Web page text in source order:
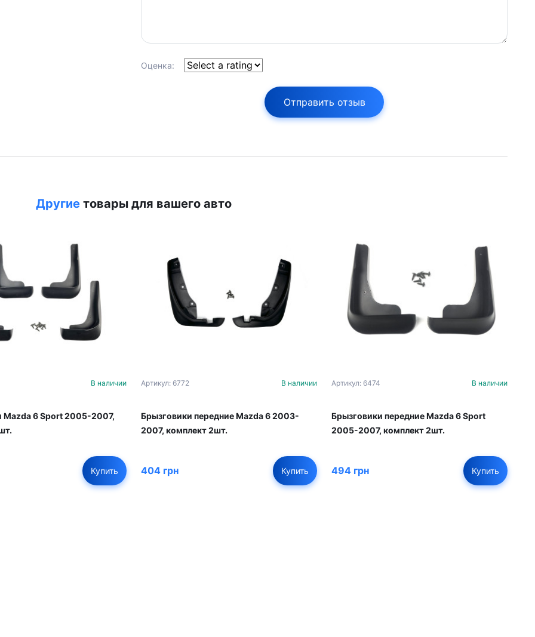
Оценка:
Отправить отзыв
Другие товары для вашего авто
В наличии
Mazda 6 Sport 2005-2007,
Купить
Артикул: 6772 В наличии
Брызговики передние Mazda 6 2003-
2007, комплект 2шт.
404 грн Купить
Артикул: 6474 В наличии
Брызговики передние Mazda 6 Sport
2005-2007, комплект 2шт.
494 грн Купить